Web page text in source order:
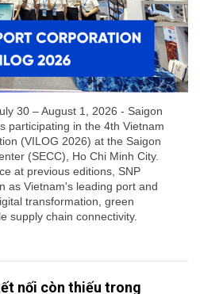
30 – August 1, 2026 - Saigon
participating in the 4th Vietnam
(VILOG 2026) at the Saigon
(SECC), Ho Chi Minh City.
at previous editions, SNP
as Vietnam's leading port and
transformation, green
supply chain connectivity.
nối còn thiếu trong